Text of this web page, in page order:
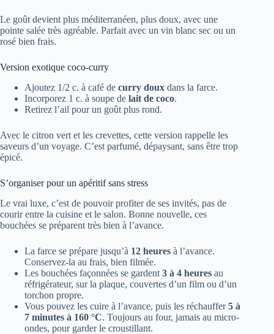
Le goût devient plus méditerranéen, plus doux, avec une
pointe salée très agréable. Parfait avec un vin blanc sec ou un
rosé bien frais.
Version exotique coco-curry
Ajoutez 1/2 c. à café de curry doux dans la farce.
Incorporez 1 c. à soupe de lait de coco.
Retirez l’ail pour un goût plus rond.
Avec le citron vert et les crevettes, cette version rappelle les
saveurs d’un voyage. C’est parfumé, dépaysant, sans être trop
épicé.
S’organiser pour un apéritif sans stress
Le vrai luxe, c’est de pouvoir profiter de ses invités, pas de
courir entre la cuisine et le salon. Bonne nouvelle, ces
bouchées se préparent très bien à l’avance.
La farce se prépare jusqu’à 12 heures à l’avance.
Conservez-la au frais, bien filmée.
Les bouchées façonnées se gardent 3 à 4 heures au
réfrigérateur, sur la plaque, couvertes d’un film ou d’un
torchon propre.
Vous pouvez les cuire à l’avance, puis les réchauffer5 à
7 minutes à 160 °C. Toujours au four, jamais au micro-
ondes, pour garder le croustillant.